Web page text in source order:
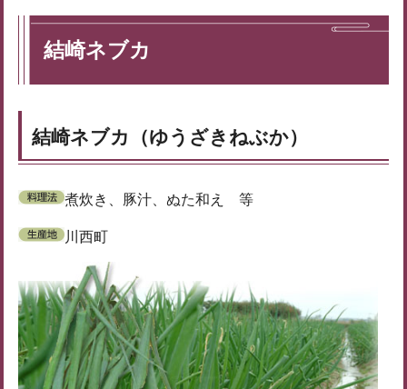
結崎ネブカ
結崎ネブカ（ゆうざきねぶか）
煮炊き、豚汁、ぬた和え 等
川西町